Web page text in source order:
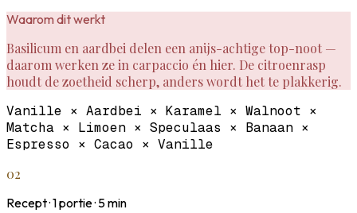
Waarom dit werkt
Basilicum en aardbei delen een anijs-achtige top-noot —
daarom werken ze in carpaccio én hier. De citroenrasp
houdt de zoetheid scherp, anders wordt het te plakkerig.
Vanille × Aardbei × Karamel × Walnoot ×
Matcha × Limoen × Speculaas × Banaan ×
Espresso × Cacao × Vanille
02
Recept ·1portie · 5min